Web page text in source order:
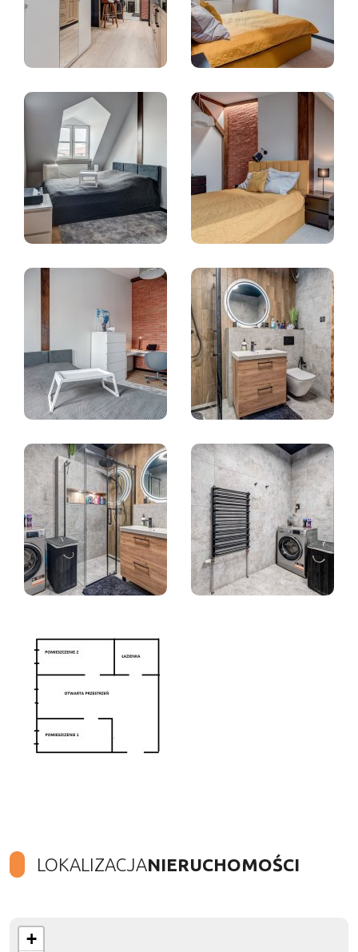
LOKALIZACJANIERUCHOMOŚCI
+